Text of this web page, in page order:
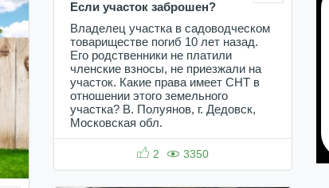
Если участок заброшен?
Владелец участка в садоводческом
товариществе погиб 10 лет назад.
Его родственники не платили
членские взносы, не приезжали на
участок. Какие права имеет СНТ в
отношении этого земельного
участка? В. Полуянов, г. Дедовск,
Московская обл.
2 3350